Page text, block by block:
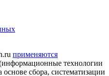
применяются
технологии
сбора, систематизации